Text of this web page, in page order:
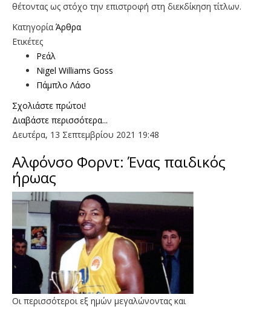
θέτοντας ως στόχο την επιστροφή στη διεκδίκηση τίτλων.
Κατηγορία Άρθρα
Ετικέτες
Ρεάλ
Nigel Williams Goss
Πάμπλο Λάσο
Σχολιάστε πρώτοι!
Διαβάστε περισσότερα...
Δευτέρα, 13 Σεπτεμβρίου 2021 19:48
Αλφόνσο Φορντ: Ένας παιδικός
ήρωας
Oι περισσότεροι εξ ημών μεγαλώνοντας και